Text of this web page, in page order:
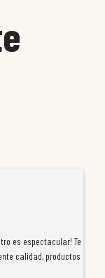
es espectacular! Te
calidad, productos